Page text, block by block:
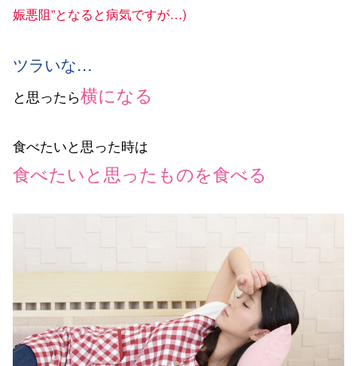
娠悪阻”となると病気ですが…)
ツラいな…
と思ったら横になる
食べたいと思った時は
食べたいと思ったものを食べる